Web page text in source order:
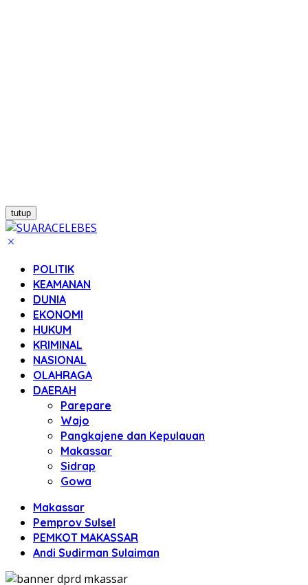
tutup
POLITIK
KEAMANAN
DUNIA
EKONOMI
HUKUM
KRIMINAL
NASIONAL
OLAHRAGA
DAERAH
Parepare
Wajo
Pangkajene dan Kepulauan
Makassar
Sidrap
Gowa
Makassar
Pemprov Sulsel
PEMKOT MAKASSAR
Andi Sudirman Sulaiman